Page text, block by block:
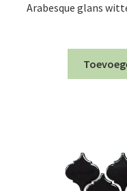
Arabesque glans